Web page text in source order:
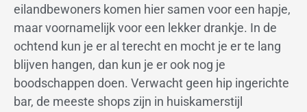
eilandbewoners komen hier samen voor een hapje,
maar voornamelijk voor een lekker drankje. In de
ochtend kun je er al terecht en mocht je er te lang
blijven hangen, dan kun je er ook nog je
boodschappen doen. Verwacht geen hip ingerichte
bar, de meeste shops zijn in huiskamerstijl